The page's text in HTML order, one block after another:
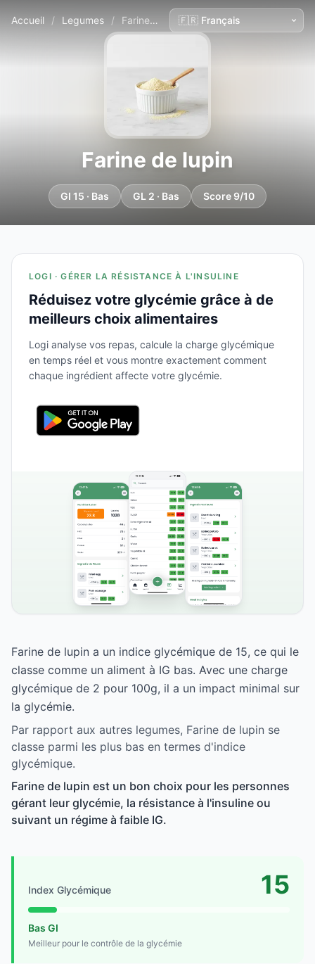
Accueil / Legumes / Farine de lupin
Farine de lupin
GI 15 · Bas GL 2 · Bas Score 9/10
LOGI · GÉRER LA RÉSISTANCE À L'INSULINE
Réduisez votre glycémie grâce à de
meilleurs choix alimentaires
Logi analyse vos repas, calcule la charge glycémique
en temps réel et vous montre exactement comment
chaque ingrédient affecte votre glycémie.
Farine de lupin a un indice glycémique de 15, ce qui le
classe comme un aliment à IG bas. Avec une charge
glycémique de 2 pour 100g, il a un impact minimal sur
la glycémie.
Par rapport aux autres legumes, Farine de lupin se
classe parmi les plus bas en termes d'indice
glycémique.
Farine de lupin est un bon choix pour les personnes
gérant leur glycémie, la résistance à l'insuline ou
suivant un régime à faible IG.
Index Glycémique 15
Bas GI
Meilleur pour le contrôle de la glycémie